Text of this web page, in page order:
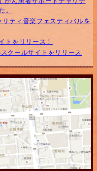
。
ティ音楽フェスティバルを
トをリリース！
クールサイトをリリース